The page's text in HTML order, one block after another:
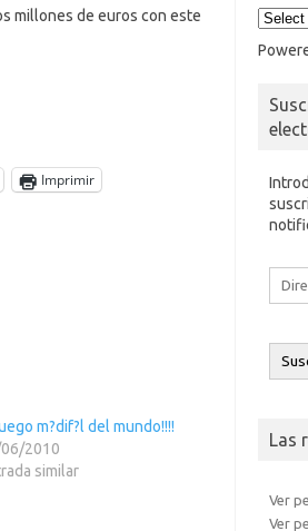
millones de euros con este
Imprimir
m?dif?l del mundo!!!!
2010
similar
Las
Ver
Ver